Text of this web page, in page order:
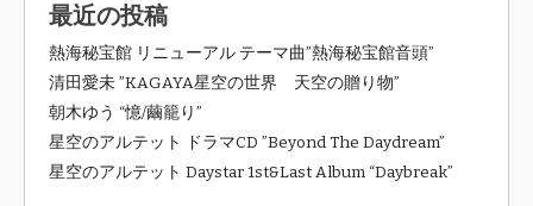
最近の投稿
熱海秘宝館 リニューアル テーマ曲”熱海秘宝館音頭”
清田愛未 ”KAGAYA星空の世界 天空の贈り物”
朝木ゆう “憶/繭籠り”
星空のアルテット ドラマCD ”Beyond The Daydream”
星空のアルテット Daystar 1st&Last Album “Daybreak”